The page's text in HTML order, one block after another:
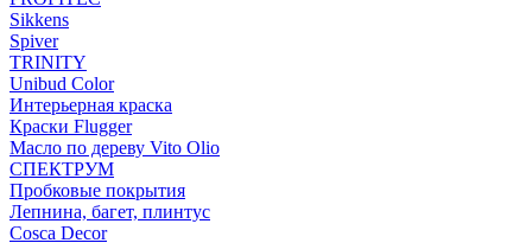
Sikkens
Spiver
TRINITY
Unibud Color
Интерьерная краска
Краски Flugger
Масло по дереву Vito Olio
СПЕКТРУМ
Пробковые покрытия
Лепнина, багет, плинтус
Cosca Decor